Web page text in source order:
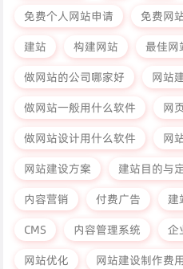
免费个人网站申请
免费网
建站
构建网站
最佳网
做网站的公司哪家好
网站
做网站一般用什么软件
网
做网站设计用什么软件
网
网站建设方案
建站目的与
内容营销
付费广告 建
CMS
内容管理系统 企
网站优化
网站建设制作费用